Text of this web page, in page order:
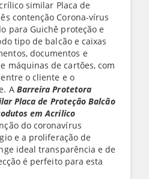
similar Placa de
contenção Corona-vírus
para Guichê proteção e
tipo de balcão e caixas
documentos e
máquinas de cartões, com
o cliente e o
A Barreira Protetora
Placa de Proteção Balcão
em Acrilico
do coronavírus
e a proliferação de
ideal transparência e de
é perfeito para esta